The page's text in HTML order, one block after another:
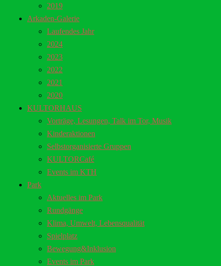
2019
Arkaden-Galerie
Laufendes Jahr
2024
2023
2022
2021
2020
KULTORHAUS
Vorträge, Lesungen, Talk im Tor, Musik
Kinderaktionen
Selbstorganisierte Gruppen
KULTORCafé
Events im KTH
Park
Aktuelles im Park
Rundgänge
Klima, Umwelt, Lebensqualität
Spielplatz
Bewegung&Inklusion
Events im Park